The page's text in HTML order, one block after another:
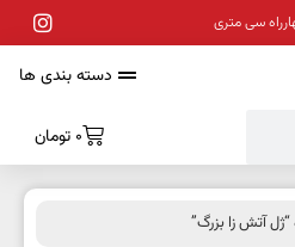
سی متری
دسته بندی ها
0 تومان
آتش زا بزرگ”